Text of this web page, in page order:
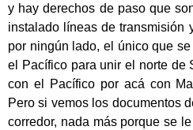
y hay derechos de paso que
instalado líneas de transmisión
por ningún lado, el único que
el Pacífico para unir el norte de
con el Pacífico por acá con
Pero si vemos los documentos
corredor, nada más porque se